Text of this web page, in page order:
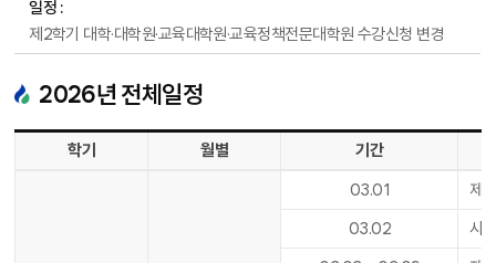
제2학기 대학·대학원·교육대학원·교육정책전문대학원 수강신청 변경
2026년 전체일정
학기 월별
기간
03.01
제1
03.02
사